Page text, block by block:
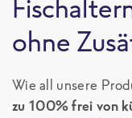
ohne
Wie all unsere
zu 100% frei von